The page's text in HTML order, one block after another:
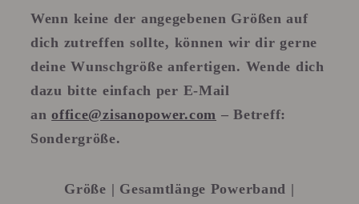
Wenn keine der angegebenen Größen auf
dich zutreffen sollte, können wir dir gerne
deine Wunschgröße anfertigen. Wende dich
dazu bitte einfach per E-Mail
anoffice@zisanopower.com – Betreff:
Sondergröße.
Größe | Gesamtlänge Powerband |